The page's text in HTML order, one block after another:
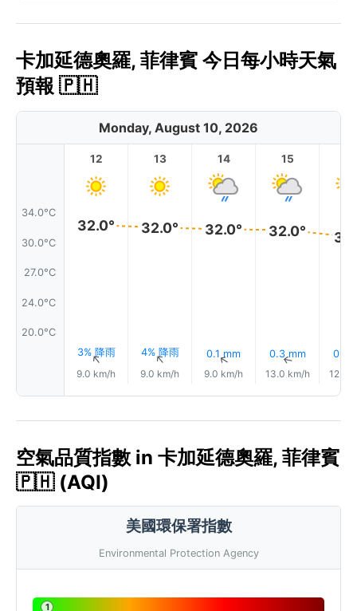
卡加延德奧羅, 菲律賓 今日每小時天氣
預報 🇵🇭
Monday, August 10, 2026
34.0°C
30.0°C
27.0°C
24.0°C
20.0°C
12
32.0°
3% 降雨
↑
9.0 km/h
13
32.0°
4% 降雨
↑
9.0 km/h
14
32.0°
0.1 mm
↑
9.0 km/h
15
32.0°
0.3 mm
↑
13.0 km/h
0.3
12.0
空氣品質指數 in 卡加延德奧羅, 菲律賓
🇵🇭 (AQI)
美國環保署指數
Environmental Protection Agency
1